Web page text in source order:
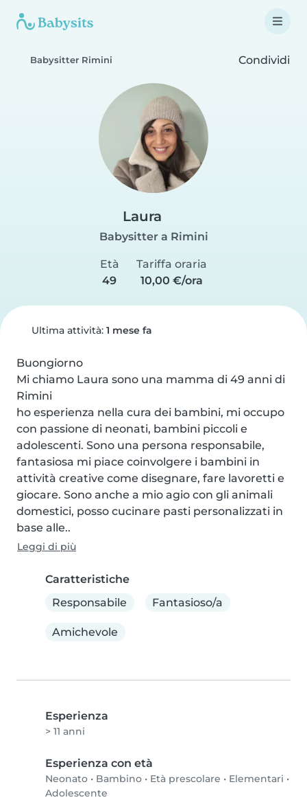
Babysitter Rimini Condividi
Laura
Babysitter a Rimini
Età
49
Tariffa oraria
10,00 €/ora
Ultima attività: 1 mese fa
Buongiorno
Mi chiamo Laura sono una mamma di 49 anni di
Rimini
ho esperienza nella cura dei bambini, mi occupo
con passione di neonati, bambini piccoli e
adolescenti. Sono una persona responsabile,
fantasiosa mi piace coinvolgere i bambini in
attività creative come disegnare, fare lavoretti e
giocare. Sono anche a mio agio con gli animali
domestici, posso cucinare pasti personalizzati in
base alle..
Leggi di più
Caratteristiche
Responsabile
Fantasioso/a
Amichevole
Esperienza
> 11 anni
Esperienza con età
Neonato • Bambino • Età prescolare • Elementari •
Adolescente